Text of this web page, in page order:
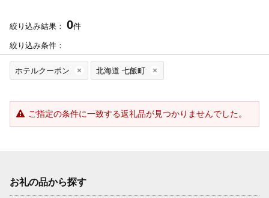
絞り込み結果： 0件
絞り込み条件：
ホテルクーポン 北海道 七飯町
ご指定の条件に一致する返礼品が見つかりませんでした。
お礼の品から探す